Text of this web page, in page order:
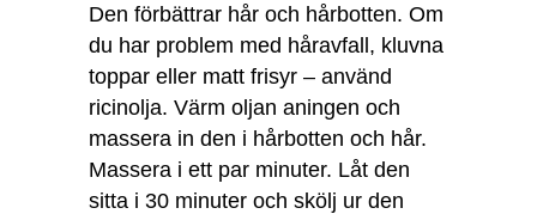
Den förbättrar hår och hårbotten. Om
du har problem med håravfall, kluvna
toppar eller matt frisyr – använd
ricinolja. Värm oljan aningen och
massera in den i hårbotten och hår.
Massera i ett par minuter. Låt den
sitta i 30 minuter och skölj ur den